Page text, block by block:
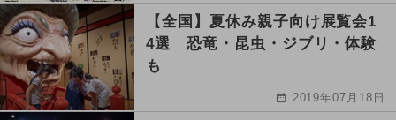
【全国】夏休み親子向け展覧会1
4選 恐竜・昆虫・ジブリ・体験
も
2019年07月18日